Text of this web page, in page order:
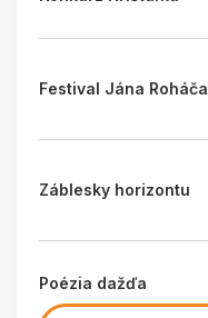
Festival Jána Roháča
Záblesky horizontu
Poézia dažďa